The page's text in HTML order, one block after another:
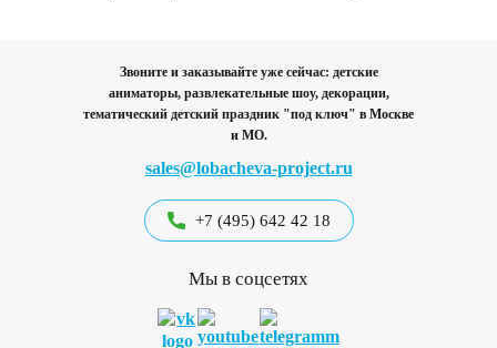
Звоните и заказывайте уже сейчас: детские
аниматоры, развлекательные шоу, декорации,
тематический детский праздник "под ключ" в Москве
и МО.
sales@lobacheva-project.ru
+7 (495) 642 42 18
Мы в соцсетях